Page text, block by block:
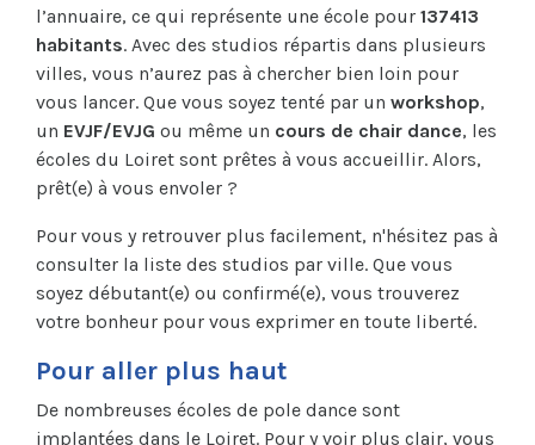
l’annuaire, ce qui représente une école pour 137413
habitants. Avec des studios répartis dans plusieurs
villes, vous n’aurez pas à chercher bien loin pour
vous lancer. Que vous soyez tenté par un workshop,
un EVJF/EVJG ou même un cours de chair dance, les
écoles du Loiret sont prêtes à vous accueillir. Alors,
prêt(e) à vous envoler ?
Pour vous y retrouver plus facilement, n'hésitez pas à
consulter la liste des studios par ville. Que vous
soyez débutant(e) ou confirmé(e), vous trouverez
votre bonheur pour vous exprimer en toute liberté.
Pour aller plus haut
De nombreuses écoles de pole dance sont
implantées dans le Loiret. Pour y voir plus clair, vous